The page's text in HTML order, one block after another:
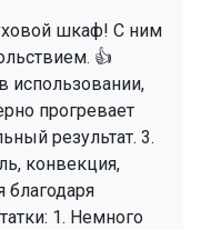
шкаф! С ним
👍
использовании,
прогревает
результат. 3.
конвекция,
благодаря
1. Немного